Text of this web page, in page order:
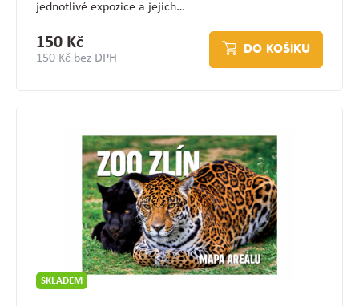
jednotlivé expozice a jejich…
150 Kč
150 Kč bez DPH
DO KOŠÍKU
SKLADEM